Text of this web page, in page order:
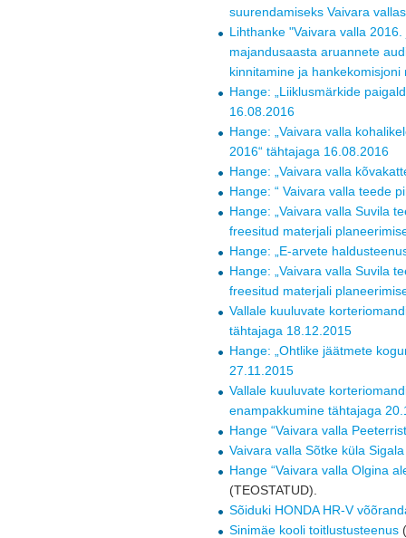
suurendamiseks Vaivara
Lihthanke "Vaivara valla
majandusaasta aruannete
kinnitamine ja hankekomisjoni
Hange: „Liiklusmärkide
16.08.2016
Hange: „Vaivara valla
2016“ tähtajaga 16.08.2016
Hange: „Vaivara valla
Hange: “ Vaivara valla teede
Hange: „Vaivara valla Suvila
freesitud materjali
Hange: „E-arvete
Hange: „Vaivara valla Suvila
freesitud materjali
Vallale kuuluvate
tähtajaga 18.12.2015
Hange: „Ohtlike jäätmete
27.11.2015
Vallale kuuluvate
enampakkumine tähtajaga
Hange “Vaivara valla
Vaivara valla Sõtke küla
Hange “Vaivara valla Olgina
(TEOSTATUD).
Sõiduki HONDA HR-V
Sinimäe kooli toitlustusteenus